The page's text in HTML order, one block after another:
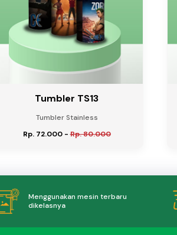
Tumbler TS13
Tumbler Stainless
Rp. 72.000-Rp. 80.000
Menggunakan mesin terbaru
dikelasnya